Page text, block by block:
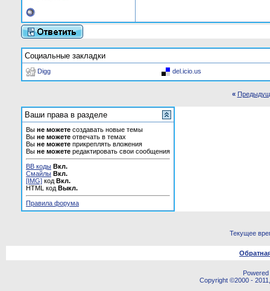
Социальные закладки
Digg del.icio.us
«
Ваши права в разделе
Вы не можете создавать новые темы
Вы не можете отвечать в темах
Вы не можете прикреплять вложения
Вы не можете редактировать свои сообщения
BB коды Вкл.
Смайлы Вкл.
[IMG] код Вкл.
HTML код Выкл.
Правила форума
Текущее
Copyright ©2000 -